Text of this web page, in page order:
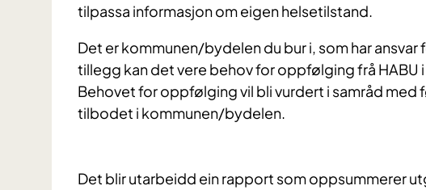
tilpassa informasjon om eigen helsetilstand.
Det er kommunen/bydelen du bur i, som har
tillegg kan det vere behov for oppfølging frå HABU
Behovet for oppfølging vil bli vurdert i samråd med
tilbodet i kommunen/bydelen.
Det blir utarbeidd ein rapport som oppsummerer